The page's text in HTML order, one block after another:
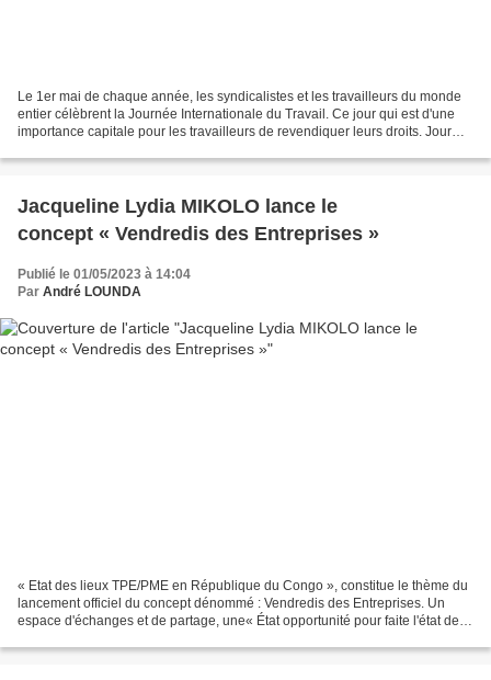
Le 1er mai de chaque année, les syndicalistes et les travailleurs du monde
entier célèbrent la Journée Internationale du Travail. Ce jour qui est d'une
importance capitale pour les travailleurs de revendiquer leurs droits. Jour
Jacqueline Lydia MIKOLO lance le
concept « Vendredis des Entreprises »
Publié le 01/05/2023 à 14:04
Par André LOUNDA
« Etat des lieux TPE/PME en République du Congo », constitue le thème du
lancement officiel du concept dénommé : Vendredis des Entreprises. Un
espace d'échanges et de partage, une« État opportunité pour faite l'état des